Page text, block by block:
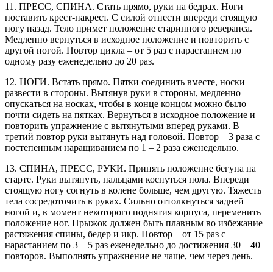
11. ПРЕСС, СПИНА. Стать прямо, руки на бедрах. Ноги
поставить крест-накрест. С силой отнести впереди стоящую
ногу назад. Тело примет положение старинного реверанса.
Медленно вернуться в исходное положение и повторить с
другой ногой. Повтор цикла – от 5 раз с нарастанием по
одному разу еженедельно до 20 раз.
12. НОГИ. Встать прямо. Пятки соединить вместе, носки
развести в стороны. Вытянув руки в стороны, медленно
опускаться на носках, чтобы в конце концом можно было
почти сидеть на пятках. Вернуться в исходное положение и
повторить упражнение с вытянутыми вперед руками. В
третий повтор руки вытянуть над головой. Повтор – 3 раза с
постепенным наращиванием по 1 – 2 раза еженедельно.
13. СПИНА, ПРЕСС, РУКИ. Принять положение бегуна на
старте. Руки вытянуть, пальцами коснуться пола. Впереди
стоящую ногу согнуть в колене больше, чем другую. Тяжесть
тела сосредоточить в руках. Сильно оттолкнуться задней
ногой и, в момент некоторого поднятия корпуса, переменить
положение ног. Прыжок должен быть плавным во избежание
растяжения спины, бедер и икр. Повтор – от 15 раз с
нарастанием по 3 – 5 раз еженедельно до достижения 30 – 40
повторов. Выполнять упражнение не чаще, чем через день.